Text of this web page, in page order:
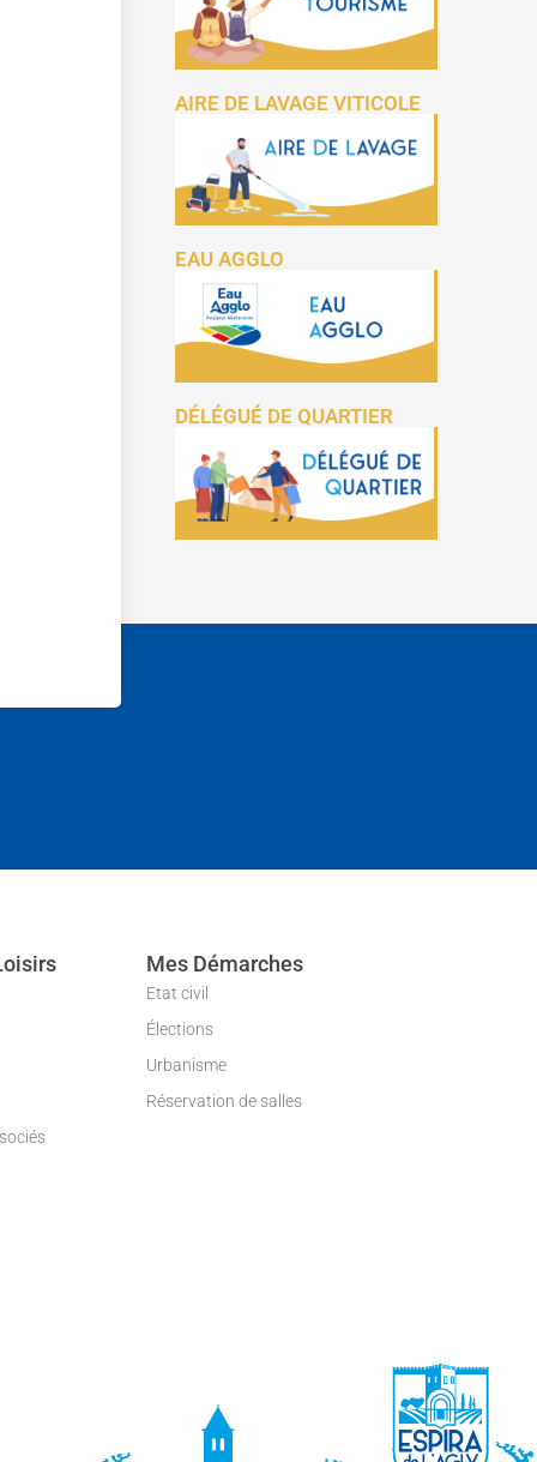
AIRE DE LAVAGE VITICOLE
EAU AGGLO
DÉLÉGUÉ DE QUARTIER
Mes Démarches
Etat civil
Élections
Urbanisme
Réservation de salles